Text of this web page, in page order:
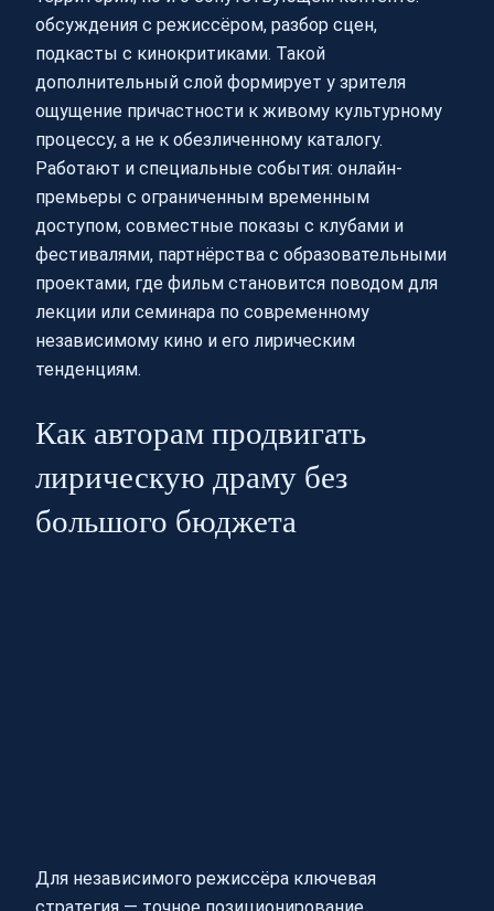
обсуждения с режиссёром, разбор сцен,
подкасты с кинокритиками. Такой
дополнительный слой формирует у зрителя
ощущение причастности к живому культурному
процессу, а не к обезличенному каталогу.
Работают и специальные события: онлайн-
премьеры с ограниченным временным
доступом, совместные показы с клубами и
фестивалями, партнёрства с образовательными
проектами, где фильм становится поводом для
лекции или семинара по современному
независимому кино и его лирическим
тенденциям.
Как авторам продвигать
лирическую драму без
большого бюджета
Для независимого режиссёра ключевая